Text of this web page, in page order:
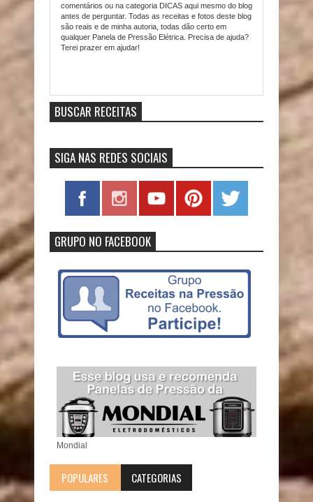
comentários ou na categoria DICAS aqui mesmo do blog
antes de perguntar. Todas as receitas e fotos deste blog
são reais e de minha autoria, todas dão certo em
qualquer Panela de Pressão Elétrica. Precisa de ajuda?
Terei prazer em ajudar!
BUSCAR RECEITAS
SIGA NAS REDES SOCIAIS
GRUPO NO FACEBOOK
Mondial
POPULARES CATEGORIAS